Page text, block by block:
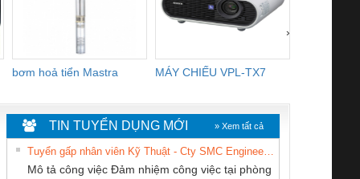
bơm hoả tiển Mastra MÁY CHIẾU VPL-TX7
›
TIN TUYỂN DỤNG MỚI » Xem tất cả
Mô tả công việc Đảm nhiệm công việc tại phòng